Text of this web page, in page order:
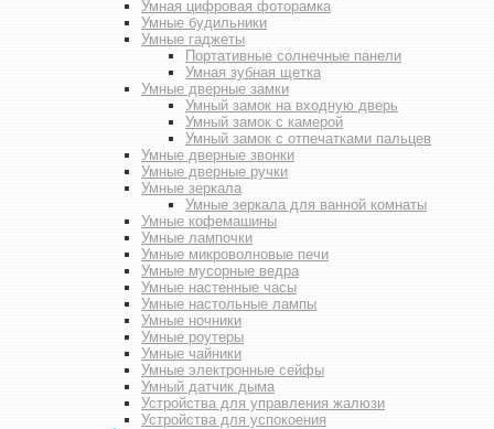
Умная цифровая фоторамка
Умные будильники
Умные гаджеты
Портативные солнечные панели
Умная зубная щетка
Умные дверные замки
Умный замок на входную дверь
Умный замок с камерой
Умный замок с отпечатками пальцев
Умные дверные звонки
Умные дверные ручки
Умные зеркала
Умные зеркала для ванной комнаты
Умные кофемашины
Умные лампочки
Умные микроволновые печи
Умные мусорные ведра
Умные настенные часы
Умные настольные лампы
Умные ночники
Умные роутеры
Умные чайники
Умные электронные сейфы
Умный датчик дыма
Устройства для управления жалюзи
Устройства для успокоения